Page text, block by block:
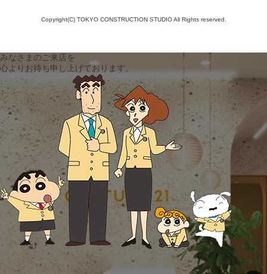
Copyright(C) TOKYO CONSTRUCTION STUDIO All Rights reserved.
みなさまのご来店を
心よりお待ち申し上げております。